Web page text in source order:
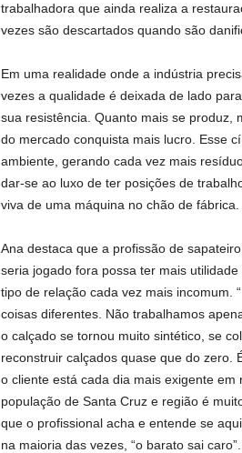
trabalhadora que ainda realiza a
vezes são descartados quando são
Em uma realidade onde a indústria
vezes a qualidade é deixada de lado
sua resistência. Quanto mais se produz,
do mercado conquista mais lucro. Esse
ambiente, gerando cada vez mais
dar-se ao luxo de ter posições de
viva de uma máquina no chão de fábrica.
Ana destaca que a profissão de
seria jogado fora possa ter mais
tipo de relação cada vez mais incomum.
coisas diferentes. Não trabalhamos
o calçado se tornou muito sintético, se
reconstruir calçados quase que do zero.
o cliente está cada dia mais exigente
população de Santa Cruz e região é
que o profissional acha e entende se
na maioria das vezes, “o barato sai caro”.